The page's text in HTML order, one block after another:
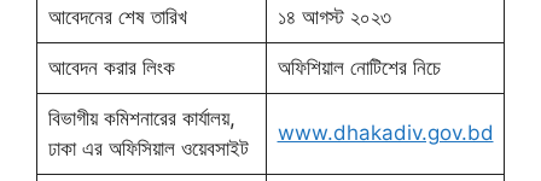
আবেদনের শেষ তারিখ ১৪ আগস্ট ২০২৩
আবেদন করার লিংক অফিশিয়াল নোটিশের নিচে
বিভাগীয় কমিশনারের কার্যালয়,
ঢাকা এর অফিসিয়াল ওয়েবসাইট
www.dhakadiv.gov.bd